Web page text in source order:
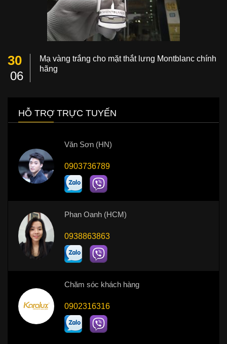
30
06
Mạ vàng trắng cho mặt thắt lưng Montblanc chính
hãng
HỖ TRỢ TRỰC TUYẾN
Văn Sơn (HN)
0903736789
Phan Oanh (HCM)
0938863863
Chăm sóc khách hàng
0902316316